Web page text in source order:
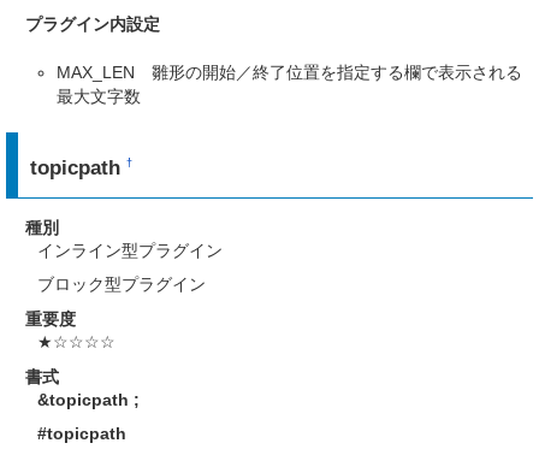
プラグイン内設定
MAX_LEN 雛形の開始／終了位置を指定する欄で表示される
最大文字数
topicpath†
種別
インライン型プラグイン
ブロック型プラグイン
重要度
★☆☆☆☆
書式
&topicpath ;
#topicpath